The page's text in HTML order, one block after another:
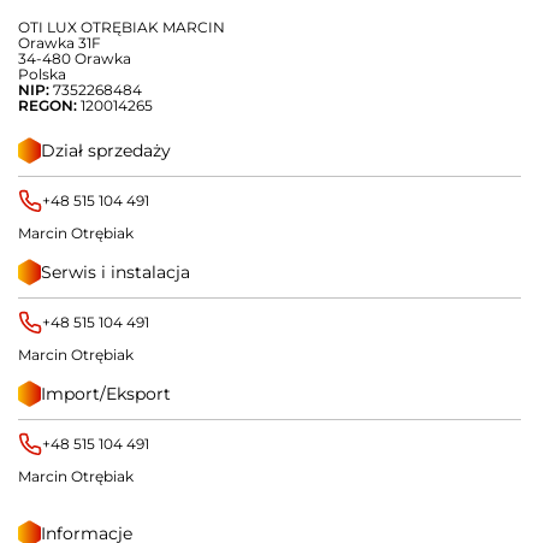
OTI LUX OTRĘBIAK MARCIN
Orawka 31F
34-480 Orawka
Polska
NIP: 7352268484
REGON: 120014265
Dział sprzedaży
+48 515 104 491
Marcin Otrębiak
Serwis i instalacja
+48 515 104 491
Marcin Otrębiak
Import/Eksport
+48 515 104 491
Marcin Otrębiak
Informacje